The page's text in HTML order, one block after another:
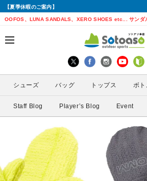
【夏季休暇のご案内】
OOFOS、LUNA SANDALS、XERO SHOES etc... サンダ
戻る
シューズから探す
トレイルランニングシューズ
ランニングシューズ
サンダル
戻る
トップスから探す
シェル・レインウェア
シャツ
インナー
戻る
ボトムスから探す
ショートパンツ
ロングパンツ
スカート
スパッツ
戻る
バッグから探す
トレランザック
バックパック
ウエストポーチ
その他
戻る
アクセサリーから探す
キャップ・ハット
ソックス
グローブ
アームカバー
戻る
ブランドから探す
ACTIVE YOHKAN(アクティブようかん)
ATHLETUNE(アスリチューン)
BananaGO(バナナゴー)
Enemoti(エネモチ)
戻る
ブランドから探す
Amazfit(アマズフィット)
BAUERFEIND(バウアーファインド)
CIELE(シエル)
CHAORAS(チャオラス)
戻る
性別から探す
レディース
シューズ バッグ トップス ボト
Staff Blog Player’s Blog Event